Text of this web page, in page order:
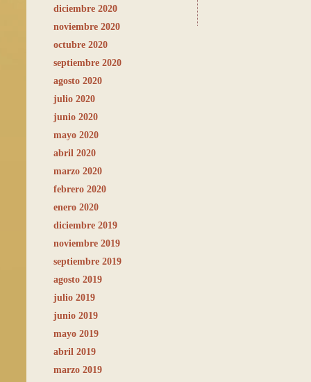
diciembre 2020
noviembre 2020
octubre 2020
septiembre 2020
agosto 2020
julio 2020
junio 2020
mayo 2020
abril 2020
marzo 2020
febrero 2020
enero 2020
diciembre 2019
noviembre 2019
septiembre 2019
agosto 2019
julio 2019
junio 2019
mayo 2019
abril 2019
marzo 2019